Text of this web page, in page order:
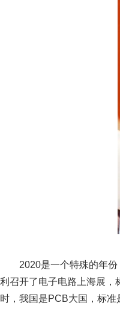
2020是一个特殊的年份，
利召开了电子电路上海展，
时，我国是PCB大国，标